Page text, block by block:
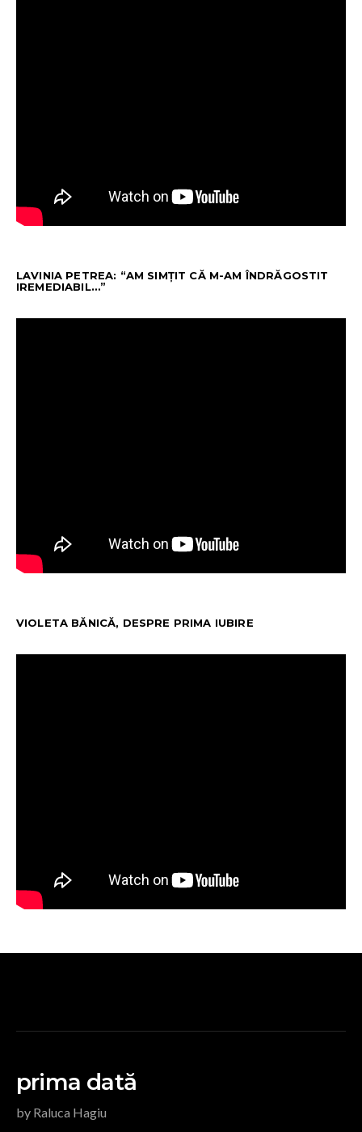
LAVINIA PETREA: “AM SIMȚIT CĂ M-AM ÎNDRĂGOSTIT
IREMEDIABIL…”
VIOLETA BĂNICĂ, DESPRE PRIMA IUBIRE
prima dată
by Raluca Hagiu